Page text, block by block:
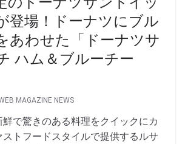
登場！ドーナツにブル
あわせた「ドーナツサ
ハム＆ブルーチー
MAGAZINE NEWS
で驚きのある料理をクイックにカ
ストフードスタイルで提供するルサ